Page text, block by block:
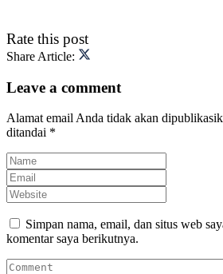
Rate this post
Share Article:
Leave a comment
Alamat email Anda tidak akan
ditandai *
Simpan nama, email, dan situs web
komentar saya berikutnya.